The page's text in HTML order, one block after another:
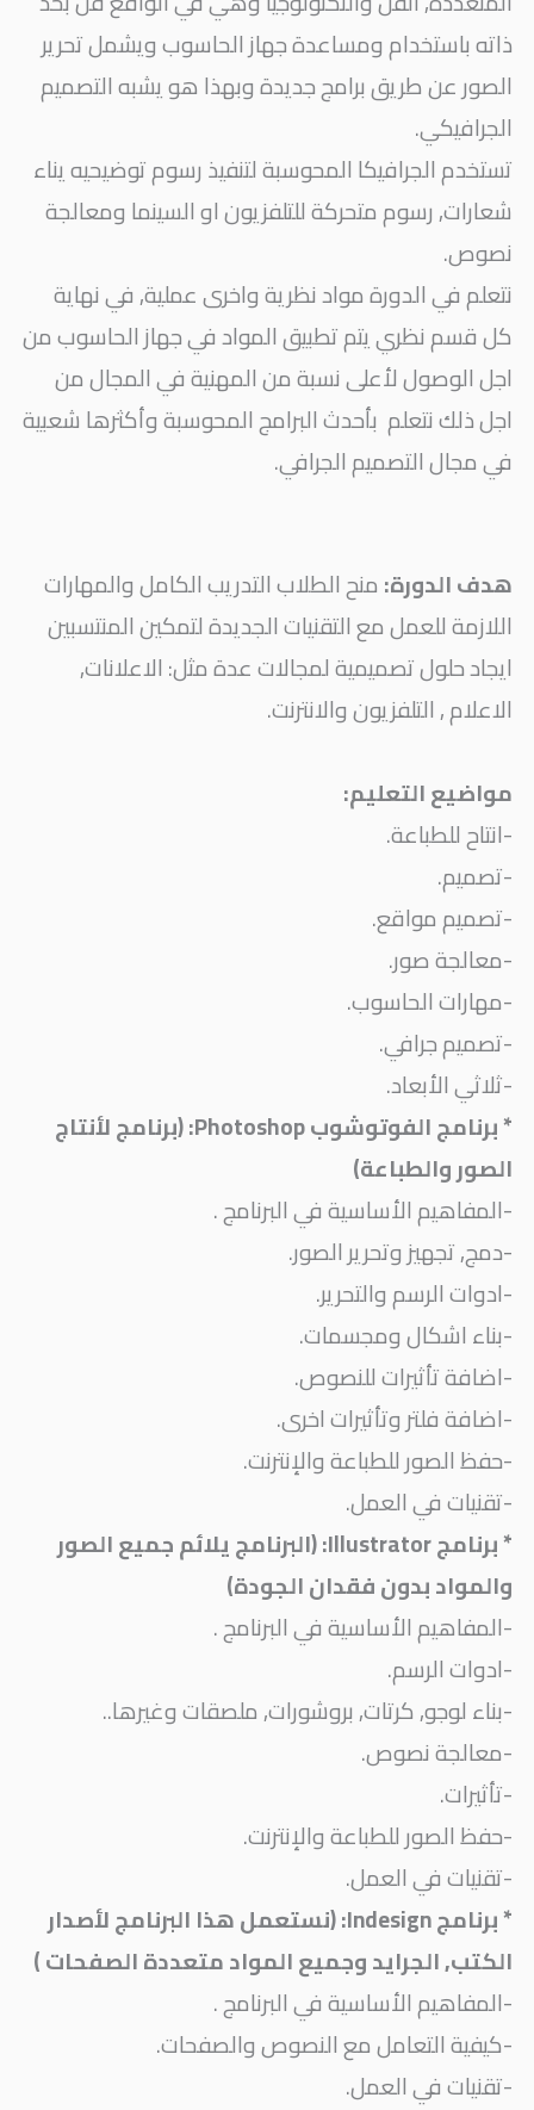
ذاته باستخدام ومساعدة جهاز الحاسوب ويشمل تحرير
الصور عن طريق برامج جديدة وبهذا هو يشبه التصميم
الجرافيكي.
تستخدم الجرافيكا المحوسبة لتنفيذ رسوم توضيحيه يناء
شعارات, رسوم متحركة للتلفزيون او السينما ومعالجة
نصوص.
نتعلم في الدورة مواد نظرية واخرى عملية, في نهاية
كل قسم نظري يتم تطبيق المواد في جهاز الحاسوب من
اجل الوصول لأعلى نسبة من المهنية في المجال من
اجل ذلك نتعلم بأحدث البرامج المحوسبة وأكثرها شعبية
في مجال التصميم الجرافي.
هدف الدورة:منح الطلاب التدريب الكامل والمهارات
اللازمة للعمل مع التقنيات الجديدة لتمكين المنتسبين
ايجاد حلول تصميمية لمجالات عدة مثل: الاعلانات,
الاعلام , التلفزيون والانترنت.
مواضيع التعليم:
-انتاح للطباعة.
-تصميم.
-تصميم مواقع.
-معالجة صور.
-مهارات الحاسوب.
-تصميم جرافي.
-ثلاثي الأبعاد.
* برنامج الفوتوشوب Photoshop: (برنامج لأنتاج
الصور والطباعة)
-المفاهيم الأساسية في البرنامج .
-دمج, تجهيز وتحرير الصور.
-ادوات الرسم والتحرير.
-بناء اشكال ومجسمات.
-اضافة تأثيرات للنصوص.
-اضافة فلتر وتأثيرات اخرى.
-حفظ الصور للطباعة والإنترنت.
-تقنيات في العمل.
* برنامج Illustrator: (البرنامج يلائم جميع الصور
والمواد بدون فقدان الجودة)
-المفاهيم الأساسية في البرنامج .
-ادوات الرسم.
-بناء لوجو, كرتات, بروشورات, ملصقات وغيرها..
-معالجة نصوص.
-تأثيرات.
-حفظ الصور للطباعة والإنترنت.
-تقنيات في العمل.
* برنامج Indesign: (نستعمل هذا البرنامج لأصدار
الكتب, الجرايد وجميع المواد متعددة الصفحات )
-المفاهيم الأساسية في البرنامج .
-كيفية التعامل مع النصوص والصفحات.
-تقنيات في العمل.